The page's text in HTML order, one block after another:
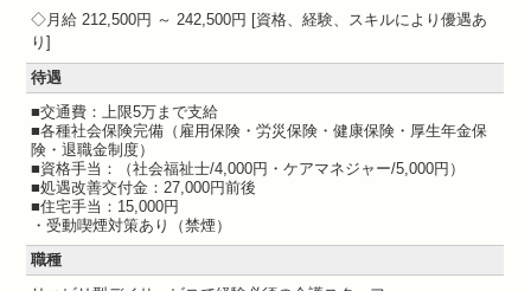
月給 212,500円 ～ 242,500円
資格、経験、スキルにより優遇あ
り
待遇
■交通費：上限5万まで支給
■各種社会保険完備（雇用保険・労災保険・健康保険・厚生年金保
険・退職金制度）
■資格手当：（社会福祉士/4,000円・ケアマネジャー/5,000円）
■処遇改善交付金：27,000円前後
■住宅手当：15,000円
・受動喫煙対策あり（禁煙）
職種